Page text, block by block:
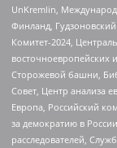
UnKremlin,
Финланд,
Комитет-2024,
восточноевропейских
Сторожевой башни,
Совет, Центр анализа
Европа, Российский
за демократию в
расследователей,